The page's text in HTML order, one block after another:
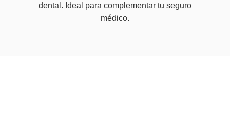
dental. Ideal para complementar tu seguro
médico.